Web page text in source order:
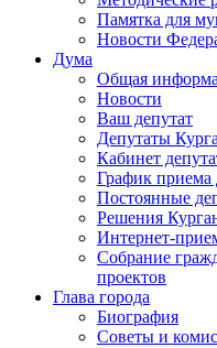
Памятка для
Новости
Дума
Общая
Новости
Ваш депутат
Депутаты
Кабинет
График приема
Постоянные
Решения
Интернет-
Собрание
проектов
Глава города
Биография
Советы и